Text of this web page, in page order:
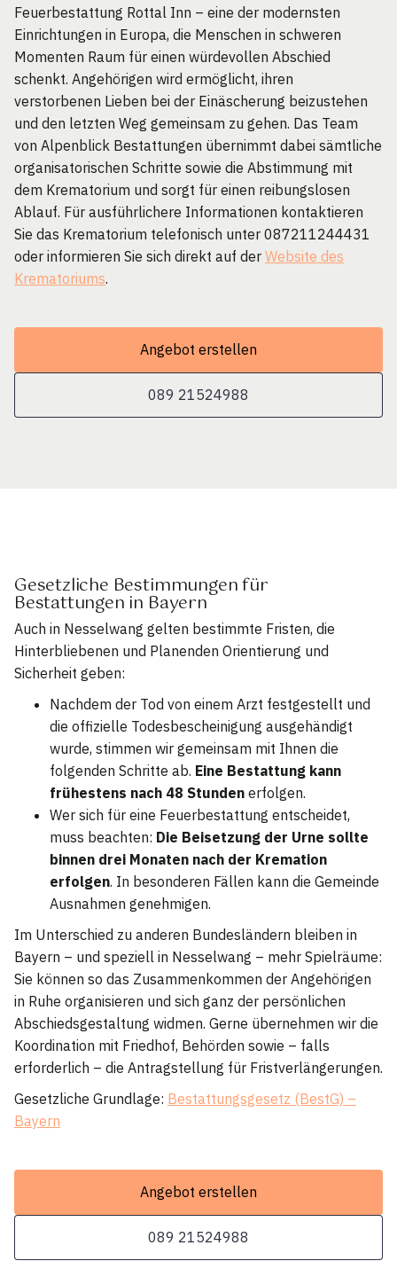
Feuerbestattung Rottal Inn – eine der modernsten
Einrichtungen in Europa, die Menschen in schweren
Momenten Raum für einen würdevollen Abschied
schenkt. Angehörigen wird ermöglicht, ihren
verstorbenen Lieben bei der Einäscherung beizustehen
und den letzten Weg gemeinsam zu gehen. Das Team
von Alpenblick Bestattungen übernimmt dabei sämtliche
organisatorischen Schritte sowie die Abstimmung mit
dem Krematorium und sorgt für einen reibungslosen
Ablauf. Für ausführlichere Informationen kontaktieren
Sie das Krematorium telefonisch unter 087211244431
oder informieren Sie sich direkt auf der Website des
Krematoriums.
Angebot erstellen
089 21524988
Gesetzliche Bestimmungen für
Bestattungen in Bayern
Auch in Nesselwang gelten bestimmte Fristen, die
Hinterbliebenen und Planenden Orientierung und
Sicherheit geben:
Nachdem der Tod von einem Arzt festgestellt und
die offizielle Todesbescheinigung ausgehändigt
wurde, stimmen wir gemeinsam mit Ihnen die
folgenden Schritte ab. Eine Bestattung kann
frühestens nach 48 Stunden erfolgen.
Wer sich für eine Feuerbestattung entscheidet,
muss beachten: Die Beisetzung der Urne sollte
binnen drei Monaten nach der Kremation
erfolgen. In besonderen Fällen kann die Gemeinde
Ausnahmen genehmigen.
Im Unterschied zu anderen Bundesländern bleiben in
Bayern – und speziell in Nesselwang – mehr Spielräume:
Sie können so das Zusammenkommen der Angehörigen
in Ruhe organisieren und sich ganz der persönlichen
Abschiedsgestaltung widmen. Gerne übernehmen wir die
Koordination mit Friedhof, Behörden sowie – falls
erforderlich – die Antragstellung für Fristverlängerungen.
Gesetzliche Grundlage: Bestattungsgesetz (BestG) –
Bayern
Angebot erstellen
089 21524988